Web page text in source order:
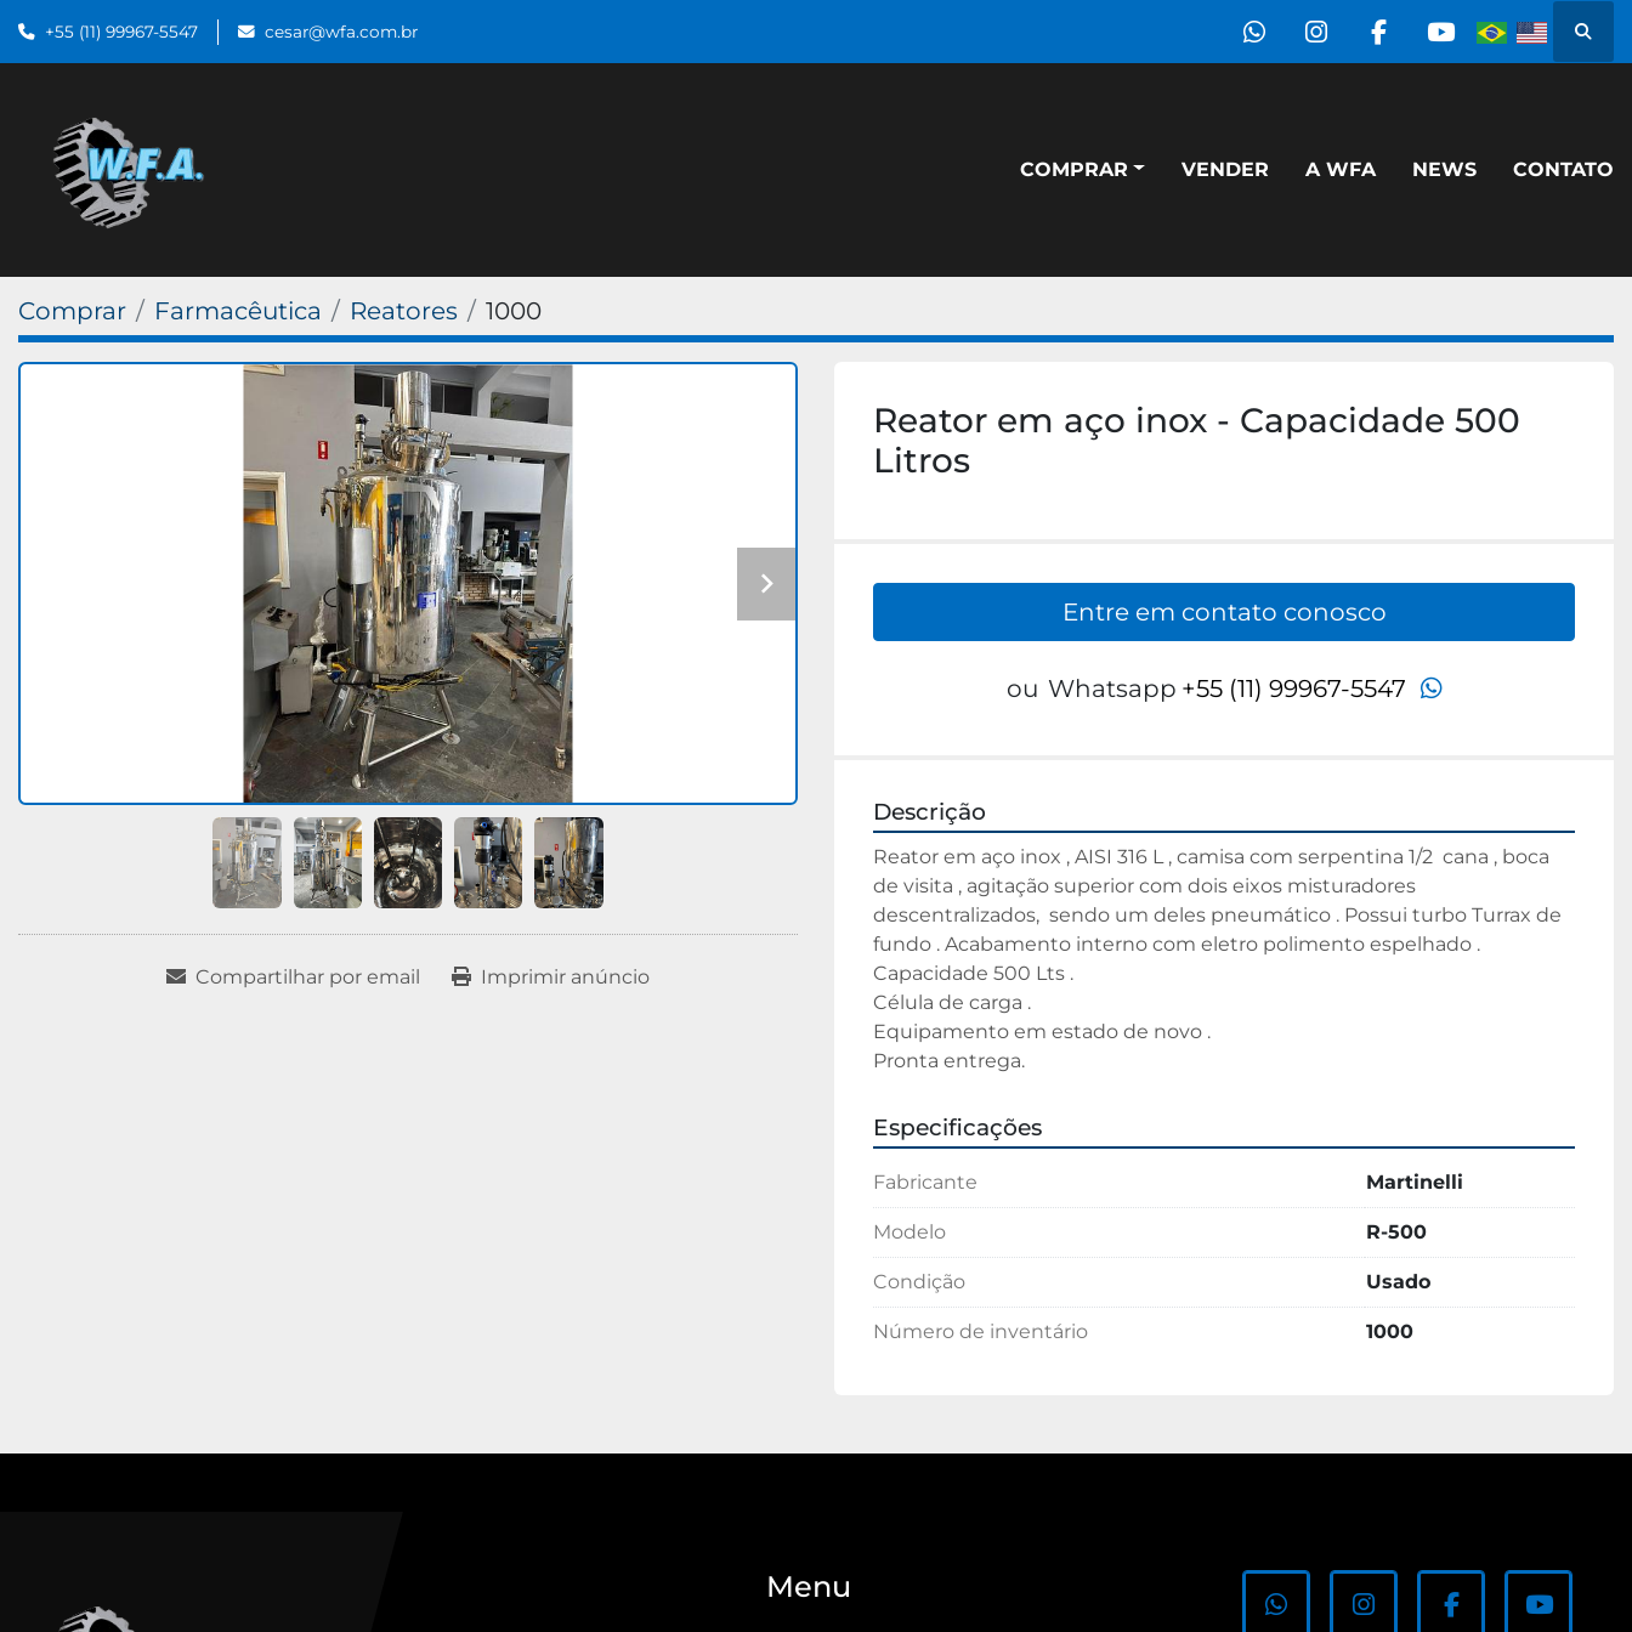
+55 (11) 99967-5547 cesar@wfa.com.br
whatsappinstagram
facebook
youtube
COMPRAR NEWS
VENDER A WFA CONTATO
Comprar Farmacêutica Reatores 1000
Compartilhar por email Imprimir anúncio
Reator em aço inox - Capacidade 500
Litros
Entre em contato conosco
ou Whatsapp +55 (11) 99967-5547 whatsapp
Descrição
Reator em aço inox , AISI 316 L , camisa com serpentina 1/2  cana , boca
de visita , agitação superior com dois eixos misturadores
descentralizados,  sendo um deles pneumático . Possui turbo Turrax de
fundo . Acabamento interno com eletro polimento espelhado .
Capacidade 500 Lts .
Célula de carga .
Equipamento em estado de novo .
Pronta entrega.
Especificações
Fabricante Martinelli
Modelo R-500
Condição Usado
Número de inventário 1000
Menu
whatsappinstagramfacebook